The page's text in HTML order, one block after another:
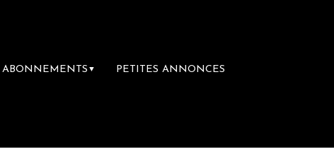
ABONNEMENTS ▼ PETITES ANNONCES